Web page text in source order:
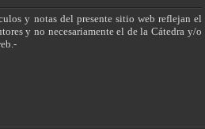
y notas del presente sitio web reflejan el
y no necesariamente el de la Cátedra y/o